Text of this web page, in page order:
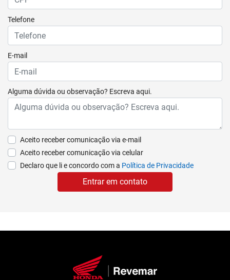
Telefone
E-mail
Alguma dúvida ou observação? Escreva aqui.
Aceito receber comunicação via e-mail
Aceito receber comunicação via celular
Declaro que li e concordo com a Política de Privacidade
Entrar em contato